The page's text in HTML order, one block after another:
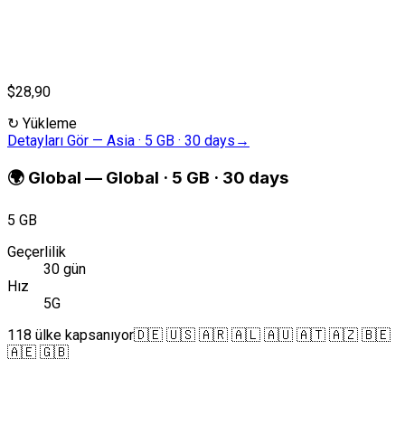
$28,90
↻ Yükleme
Detayları Gör — Asia · 5 GB · 30 days →
🌍 Global — Global · 5 GB · 30 days
5 GB
Geçerlilik
30 gün
Hız
5G
118 ülke kapsanıyor🇩🇪 🇺🇸 🇦🇷 🇦🇱 🇦🇺 🇦🇹 🇦🇿 🇧🇪
🇦🇪 🇬🇧